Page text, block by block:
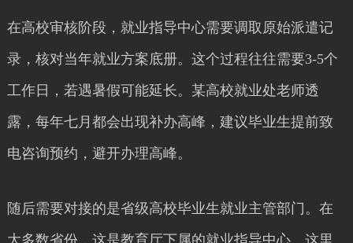
在高校审核阶段，就业指导中心需要调取原始派遣记
录，核对当年就业方案底册。这个过程往往需要3-5个
工作日，若遇暑假可能延长。某高校就业处老师透
露，每年七月都会出现补办高峰，建议毕业生提前致
电咨询预约，避开办理高峰。
随后需要对接的是省级高校毕业生就业主管部门。在
大多数省份，这是教育厅下属的就业指导中心。这里